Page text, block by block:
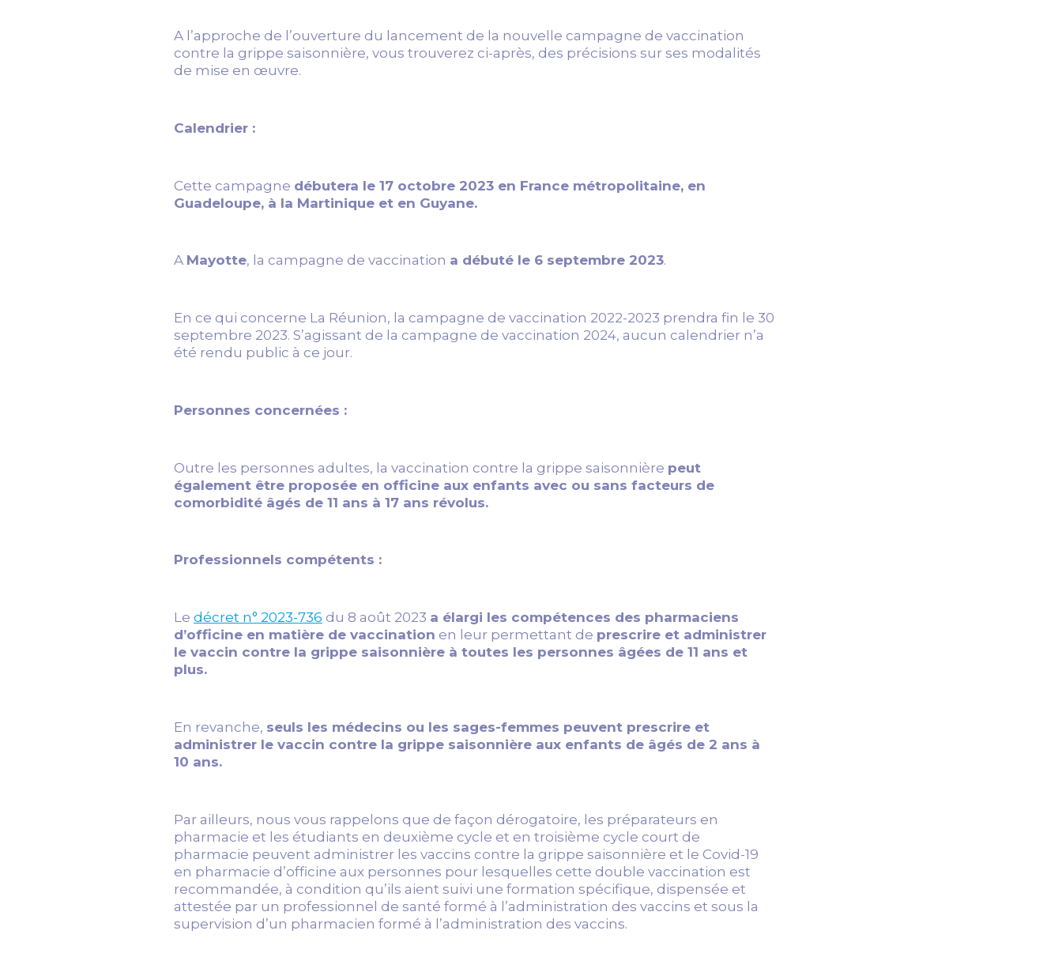
A l’approche de l’ouverture du lancement de la nouvelle campagne de vaccination
contre la grippe saisonnière, vous trouverez ci-après, des précisions sur ses modalités
de mise en œuvre.
Calendrier :
Cette campagne débutera le 17 octobre 2023 en France métropolitaine, en
Guadeloupe, à la Martinique et en Guyane.
A Mayotte, la campagne de vaccination a débuté le 6 septembre 2023.
En ce qui concerne La Réunion, la campagne de vaccination 2022-2023 prendra fin le 30
septembre 2023. S’agissant de la campagne de vaccination 2024, aucun calendrier n’a
été rendu public à ce jour.
Personnes concernées :
Outre les personnes adultes, la vaccination contre la grippe saisonnière peut
également être proposée en officine aux enfants avec ou sans facteurs de
comorbidité âgés de 11 ans à 17 ans révolus.
Professionnels compétents :
Le décret n° 2023-736 du 8 août 2023 a élargi les compétences des pharmaciens
d’officine en matière de vaccination en leur permettant de prescrire et administrer
le vaccin contre la grippe saisonnière à toutes les personnes âgées de 11 ans et
plus.
En revanche, seuls les médecins ou les sages-femmes peuvent prescrire et
administrer le vaccin contre la grippe saisonnière aux enfants de âgés de 2 ans à
10 ans.
Par ailleurs, nous vous rappelons que de façon dérogatoire, les préparateurs en
pharmacie et les étudiants en deuxième cycle et en troisième cycle court de
pharmacie peuvent administrer les vaccins contre la grippe saisonnière et le Covid-19
en pharmacie d’officine aux personnes pour lesquelles cette double vaccination est
recommandée, à condition qu’ils aient suivi une formation spécifique, dispensée et
attestée par un professionnel de santé formé à l’administration des vaccins et sous la
supervision d’un pharmacien formé à l’administration des vaccins.